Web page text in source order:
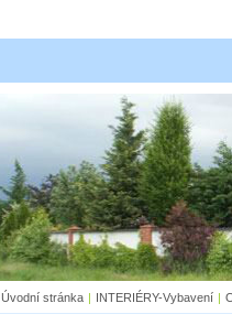
Úvodní stránka | INTERIÉRY-Vybavení |